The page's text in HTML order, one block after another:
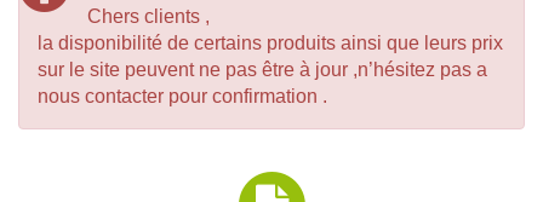
Chers clients ,
la disponibilité de certains produits ainsi que leurs prix
sur le site peuvent ne pas être à jour ,n’hésitez pas a
nous contacter pour confirmation .